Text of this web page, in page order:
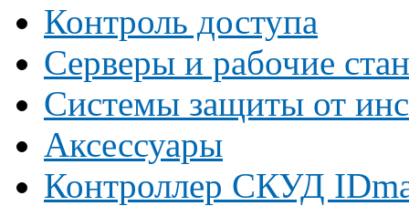
Контроль доступа
Серверы и рабочие
Системы защиты от
Аксессуары
Контроллер СКУД